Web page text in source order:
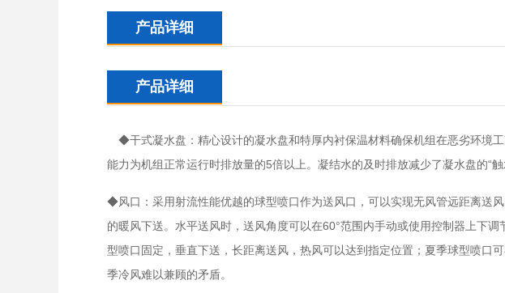
产品详细
产品详细
◆干式凝水盘：精心设计的凝水盘和特厚内衬保温材料确保机组在恶劣环境
能力为机组正常运行时排放量的5倍以上。凝结水的及时排放减少了凝水盘的“
◆风口：采用射流性能优越的球型喷口作为送风口，可以实现无风管远距离送
的暖风下送。水平送风时，送风角度可以在60°范围内手动或使用控制器上下
型喷口固定，垂直下送，长距离送风，热风可以达到指定位置；夏季球型喷口
季冷风难以兼顾的矛盾。